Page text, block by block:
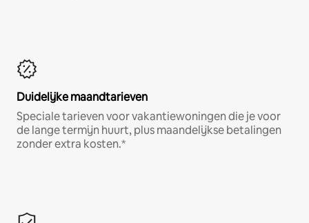
Duidelijke maandtarieven
Speciale tarieven voor vakantiewoningen die je voor
de lange termijn huurt, plus maandelijkse betalingen
zonder extra kosten.*